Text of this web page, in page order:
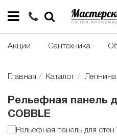
Акции Сантехника
Главная Каталог Лепнина
Рельефная панель
COBBLE